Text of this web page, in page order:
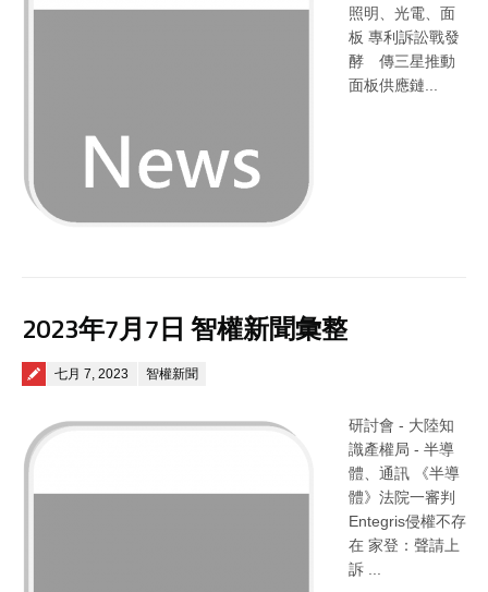
照明、光電、面
板 專利訴訟戰發
酵 傳三星推動
面板供應鏈...
2023年7月7日 智權新聞彙整
Posted on
七月 7, 2023 智權新聞
研討會 - 大陸知
識產權局 - 半導
體、通訊 《半導
體》法院一審判
Entegris侵權不存
在 家登：聲請上
訴 ...